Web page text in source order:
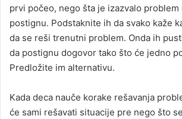
prvi počeo, nego šta je izazvalo problem
postignu. Podstaknite ih da svako kaže
da se reši trenutni problem. Onda ih
da postignu dogovor tako što će jedno
Predložite im alternativu.
Kada deca nauče korake rešavanja
će sami rešavati situacije pre nego što